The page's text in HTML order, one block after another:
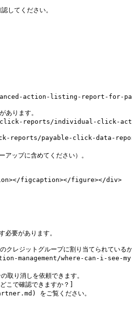
してください。
action-listing-report-for-
figcaption></figure></div>
要があります。
ットグループに割り当てられているか
り消しを依頼できます。
をご覧ください。